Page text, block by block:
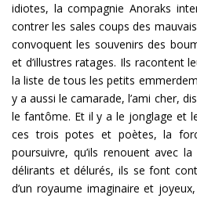
idiotes, la compagnie Anoraks
contrer les sales coups des
convoquent les souvenirs des
et d’illustres ratages. Ils racontent
la liste de tous les petits
y a aussi le camarade, l’ami cher,
le fantôme. Et il y a le jonglage et
ces trois potes et poètes, la
poursuivre, qu’ils renouent avec
délirants et délurés, ils se font
d’un royaume imaginaire et